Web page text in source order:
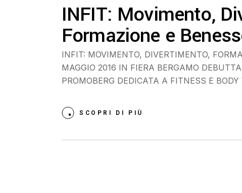
INFIT: Movimento,
Formazione e
INFIT: MOVIMENTO, DIVERTIMENTO,
MAGGIO 2016 IN FIERA BERGAMO
PROMOBERG DEDICATA A FITNESS E BODY
SCOPRI DI PIÙ